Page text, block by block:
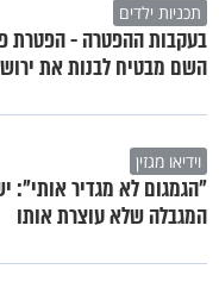
תכניות ילדים
בעקבות ההפטרה - הפטרת
השם מבטיח לבנות את
וידיאו מגזין
"הגמגום לא מגדיר אותי":
המגבלה שלא עוצרת אותו